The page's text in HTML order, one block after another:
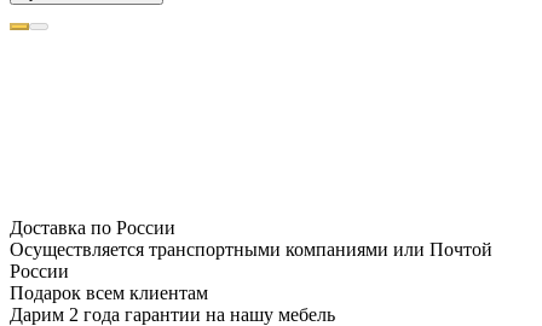
Доставка по России
Осуществляется транспортными компаниями или Почтой
России
Подарок всем клиентам
Дарим 2 года гарантии на нашу мебель